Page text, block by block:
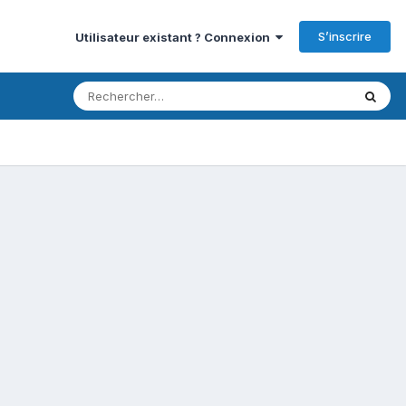
Utilisateur existant ? Connexion S’inscrire